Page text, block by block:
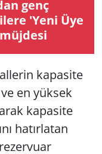
genç
'Yeni Üye
kapasite
en yüksek
kapasite
hatırlatan